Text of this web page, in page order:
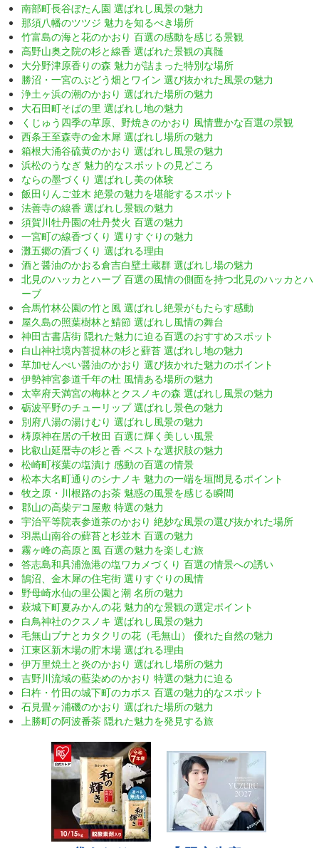
南部町長谷ぼたん園 選ばれし風景の魅力
那須八幡のツツジ 魅力を知るべき場所
竹富島の海と花のかおり 百選の感動を感じる景観
高野山奥之院の杉と線香 選ばれた景観の真髄
大分野津原香りの森 魅力が詰まった特別な場所
勝沼・一宮のぶどう畑とワイン 選び抜かれた風景の魅力
浄土ヶ浜の潮のかおり 選ばれた場所の魅力
大石田町そばの里 選ばれし地の魅力
くじゅう四季の草原、野焼きのかおり 風情豊かな百選の景観
西条王至森寺の金木犀 選ばれし場所の魅力
箱根大涌谷硫黄のかおり 選ばれし風景の魅力
浜松のうなぎ 魅力的なスポットの見どころ
ならの墨づくり 選ばれし美の体験
飯田りんご並木 絶景の魅力を堪能するスポット
法善寺の線香 選ばれし景観の魅力
須賀川牡丹園の牡丹焚火 百選の魅力
一宮町の線香づくり 選りすぐりの魅力
灘五郷の酒づくり 選ばれる理由
酒と醤油のかおる倉吉白壁土蔵群 選ばれし場の魅力
北見のハッカとハーブ 百選の風情の側面を持つ北見のハッカとハ
ーブ
合馬竹林公園の竹と風 選ばれし絶景がもたらす感動
屋久島の照葉樹林と鯖節 選ばれし風情の舞台
神田古書店街 隠れた魅力に迫る百選のおすすめスポット
白山神社境内菩提林の杉と蘚苔 選ばれし地の魅力
草加せんべい醤油のかおり 選び抜かれた魅力のポイント
伊勢神宮参道千年の杜 風情ある場所の魅力
太宰府天満宮の梅林とクスノキの森 選ばれし風景の魅力
砺波平野のチューリップ 選ばれし景色の魅力
別府八湯の湯けむり 選ばれし風景の魅力
梼原神在居の千枚田 百選に輝く美しい風景
比叡山延暦寺の杉と香 ベストな選択肢の魅力
松崎町桜葉の塩漬け 感動の百選の情景
松本大名町通りのシナノキ 魅力の一端を垣間見るポイント
牧之原・川根路のお茶 魅惑の風景を感じる瞬間
郡山の高柴デコ屋敷 特選の魅力
宇治平等院表参道茶のかおり 絶妙な風景の選び抜かれた場所
羽黒山南谷の蘚苔と杉並木 百選の魅力
霧ヶ峰の高原と風 百選の魅力を楽しむ旅
答志島和具浦漁港の塩ワカメづくり 百選の情景への誘い
鵠沼、金木犀の住宅街 選りすぐりの風情
野母崎水仙の里公園と潮 名所の魅力
萩城下町夏みかんの花 魅力的な景観の選定ポイント
白鳥神社のクスノキ 選ばれし風景の魅力
毛無山ブナとカタクリの花（毛無山） 優れた自然の魅力
江東区新木場の貯木場 選ばれる理由
伊万里焼土と炎のかおり 選ばれし場所の魅力
吉野川流域の藍染めのかおり 特選の魅力に迫る
臼杵・竹田の城下町のカボス 百選の魅力的なスポット
石見畳ヶ浦磯のかおり 選ばれた場所の魅力
上勝町の阿波番茶 隠れた魅力を発見する旅